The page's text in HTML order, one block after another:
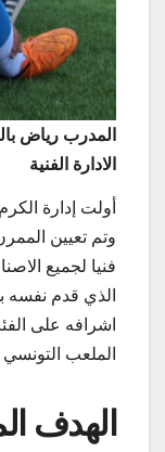
المدرب رياض
الادارة الفنية
أولت إدارة
وتم تعيين
فنيا لجميع
الذي قدم نفسه
اشرافه على
الملعب
الهدف